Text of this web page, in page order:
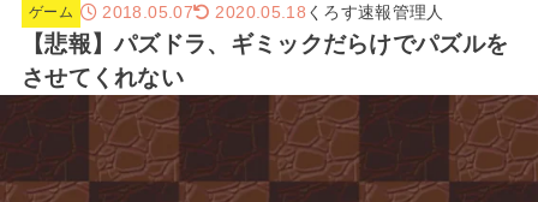
ゲーム 2018.05.07 2020.05.18 くろす速報管理人
【悲報】パズドラ、ギミックだらけでパズルを
させてくれない